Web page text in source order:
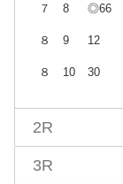
７ 8 ◎66
８ 9 12
８ 10 30
2R
3R